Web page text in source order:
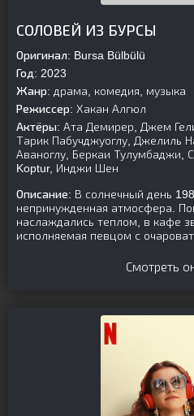
СОЛОВЕЙ ИЗ БУРСЫ
Оригинал: Bursa Bülbülü
Год: 2023
Жанр: драма, комедия, музыка
Режиссер: Хакан Алгюл
Актёры: Ата Демирер, Джем
Тарик Пабучджуоглу, Джелиль
Аваноглу, Беркаи Тулумбаджи,
Koptur, Инджи Шен
Описание: В солнечный день
непринужденная атмосфера.
наслаждались теплом, в кафе
исполняемая певцом с
Смотреть